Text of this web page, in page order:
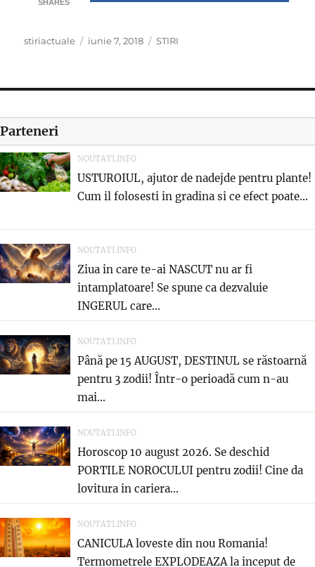
SHARES
Author
stiriactuale
Posted
iunie 7, 2018 Categories
STIRI
Parteneri
NOUTATI.INFO
USTUROIUL, ajutor de nadejde pentru plante!
Cum il folosesti in gradina si ce efect poate...
NOUTATI.INFO
Ziua in care te-ai NASCUT nu ar fi
intamplatoare! Se spune ca dezvaluie
INGERUL care...
NOUTATI.INFO
Până pe 15 AUGUST, DESTINUL se răstoarnă
pentru 3 zodii! Într-o perioadă cum n-au
mai...
NOUTATI.INFO
Horoscop 10 august 2026. Se deschid
PORTILE NOROCULUI pentru zodii! Cine da
lovitura in cariera...
NOUTATI.INFO
CANICULA loveste din nou Romania!
Termometrele EXPLODEAZA la inceput de